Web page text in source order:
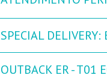
SPECIAL DELIVERY:
OUTBACK ER - T01